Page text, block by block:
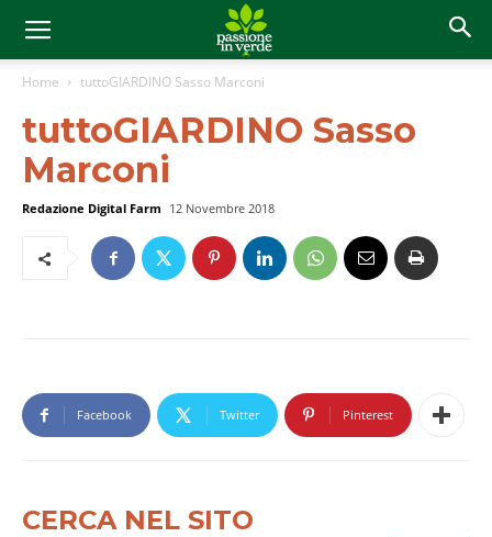
Home tuttoGIARDINO Sasso Marconi
tuttoGIARDINO Sasso
Marconi
Redazione Digital Farm 12 Novembre 2018
Facebook Twitter Pinterest
CERCA NEL SITO